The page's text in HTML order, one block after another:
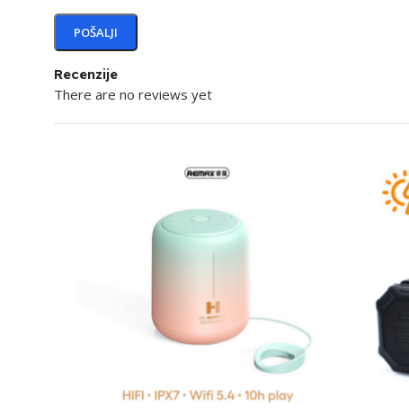
Recenzije
There are no reviews yet